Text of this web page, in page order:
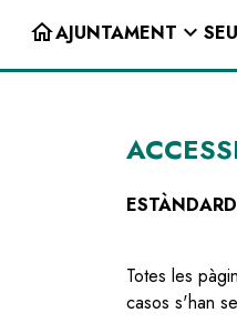
Navegació
INICI
homeAJUNTAMENT expand_more
Totes les
casos s'han